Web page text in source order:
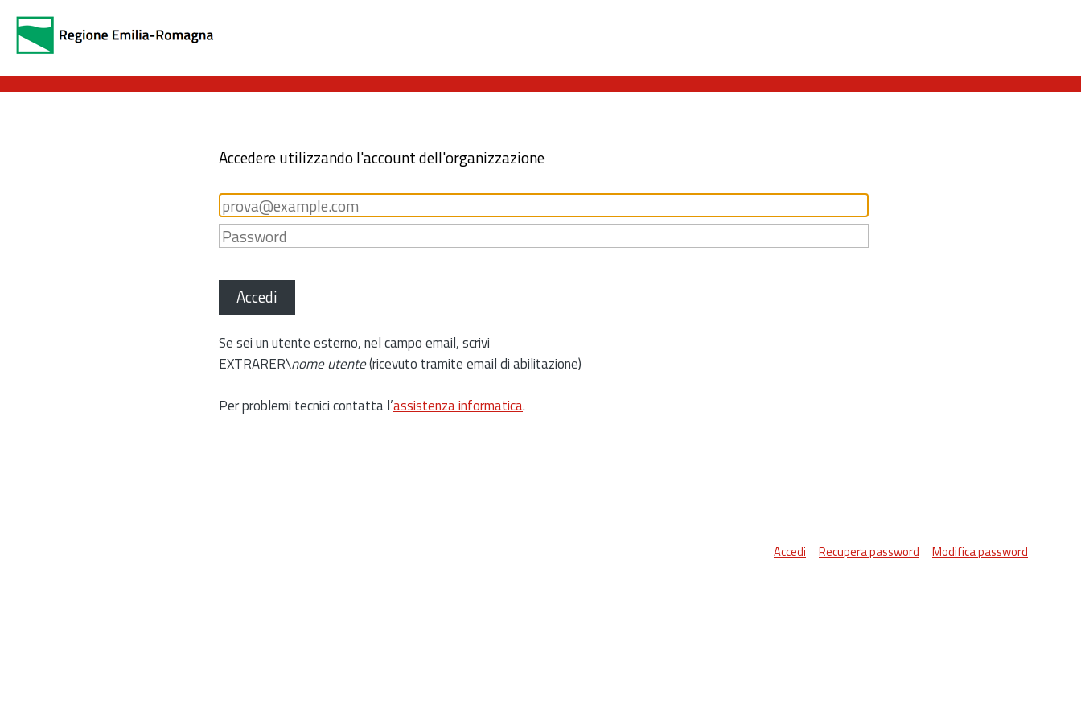
Accedere utilizzando l'account dell'organizzazione
Accedi
Se sei un utente esterno, nel campo email, scrivi
EXTRARER\nome utente(ricevuto tramite email di abilitazione)
Per problemi tecnici contatta l’assistenza informatica.
Accedi Recupera password Modifica password